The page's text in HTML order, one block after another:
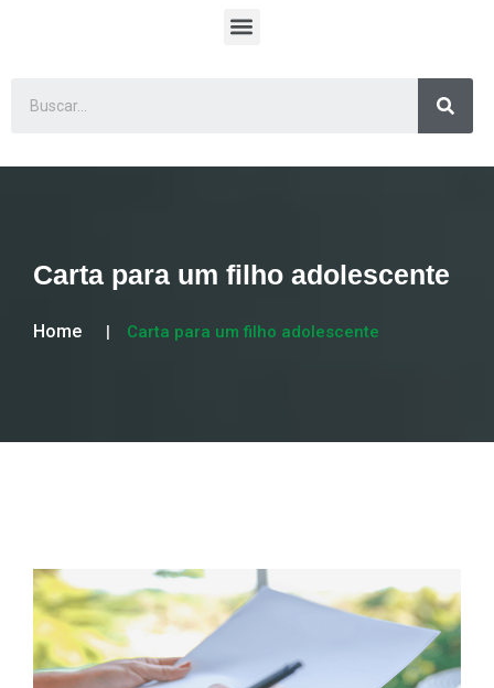
Carta para um filho adolescente
Home Carta para um filho adolescente